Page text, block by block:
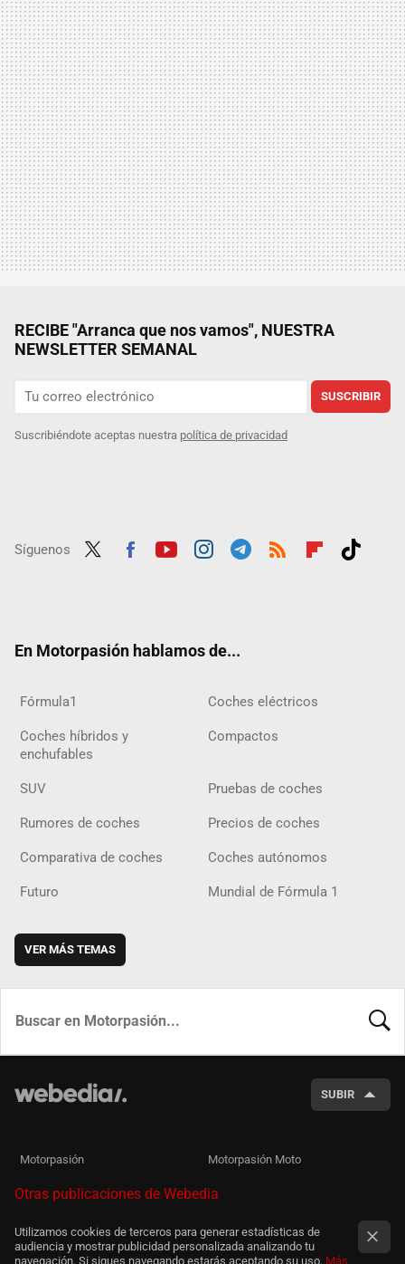
RECIBE "Arranca que nos vamos", NUESTRA
NEWSLETTER SEMANAL
SUSCRIBIR
Suscribiéndote aceptas nuestra política de privacidad
Síguenos
En Motorpasión hablamos de...
Fórmula1 Coches eléctricos
Coches híbridos y
enchufables
Compactos
SUV Pruebas de coches
Rumores de coches Precios de coches
Comparativa de coches Coches autónomos
Futuro Mundial de Fórmula 1
VER MÁS TEMAS
SUBIR
Motorpasión Motorpasión Moto
Otras publicaciones de Webedia
Utilizamos cookies de terceros para generar estadísticas de
audiencia y mostrar publicidad personalizada analizando tu
navegación. Si sigues navegando estarás aceptando su uso. Más